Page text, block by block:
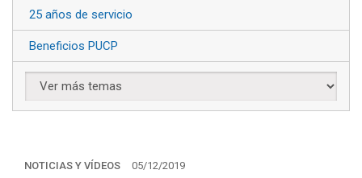
25 años de servicio
Beneficios PUCP
NOTICIAS Y VÍDEOS 05/12/2019